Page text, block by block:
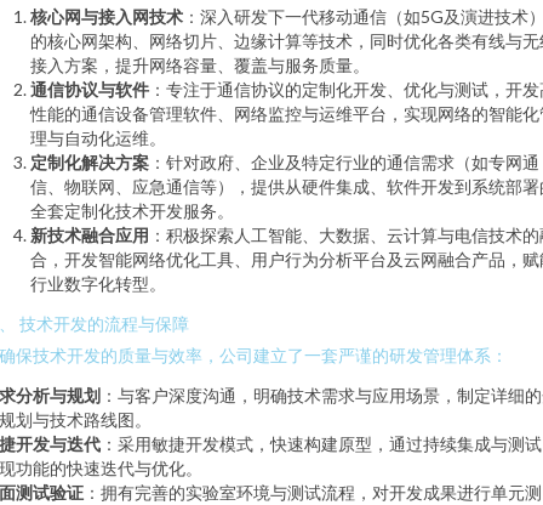
核心网与接入网技术 ：深入研发下一代移动通信（如5G及演进技术
的核心网架构、网络切片、边缘计算等技术，同时优化各类有线与无
接入方案，提升网络容量、覆盖与服务质量。
通信协议与软件 ：专注于通信协议的定制化开发、优化与测试，开发
性能的通信设备管理软件、网络监控与运维平台，实现网络的智能化
理与自动化运维。
定制化解决方案 ：针对政府、企业及特定行业的通信需求（如专网通
信、物联网、应急通信等），提供从硬件集成、软件开发到系统部署
全套定制化技术开发服务。
新技术融合应用 ：积极探索人工智能、大数据、云计算与电信技术的
合，开发智能网络优化工具、用户行为分析平台及云网融合产品，赋
行业数字化转型。
技术开发的流程与保障
保技术开发的质量与效率，公司建立了一套严谨的研发管理体系：
分析与规划 ：与客户深度沟通，明确技术需求与应用场景，制定详细
划与技术路线图。
开发与迭代 ：采用敏捷开发模式，快速构建原型，通过持续集成与测
功能的快速迭代与优化。
测试验证 ：拥有完善的实验室环境与测试流程，对开发成果进行单元测